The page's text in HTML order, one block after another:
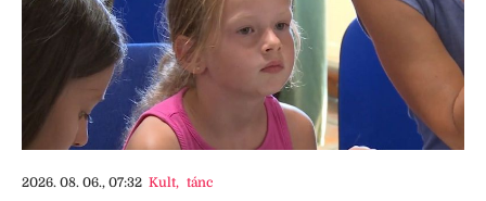
2026. 08. 06., 07:32 Kult, tánc